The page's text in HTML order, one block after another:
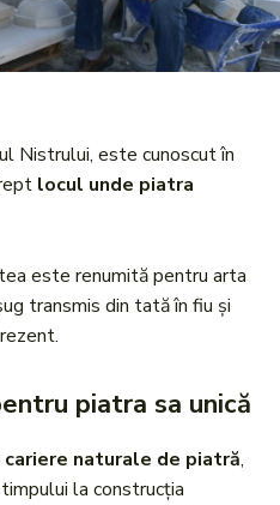
Nistrului, este cunoscut în
locul unde piatra
este renumită pentru arta
transmis din tată în fiu și
piatra sa unică
cariere naturale de piatră,
la construcția